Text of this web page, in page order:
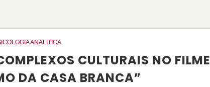
ANALÍTICA
CULTURAIS NO FILME
DA CASA BRANCA”